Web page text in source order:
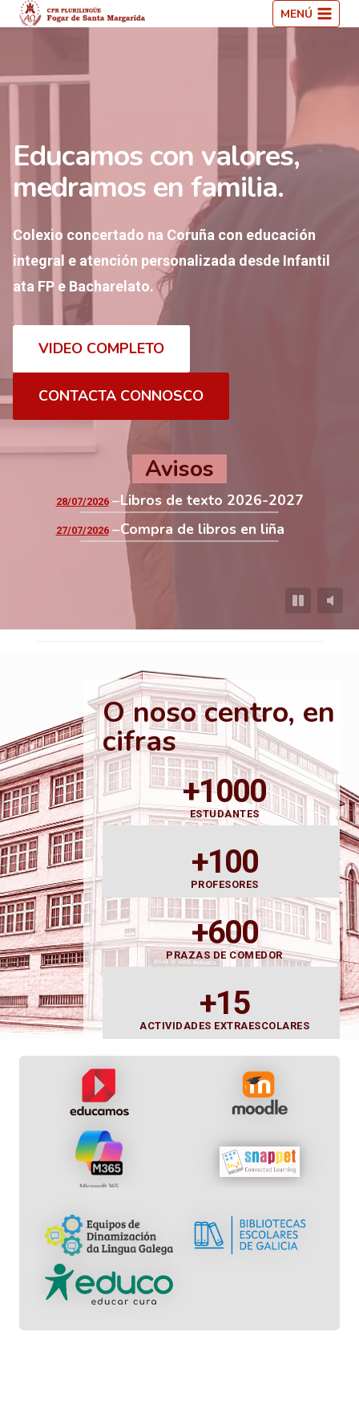
Saltar
ao
MENÚ
Educamos con valores,
medramos en familia.
Colexio concertado na Coruña con educación
integral e atención personalizada desde Infantil
ata FP e Bacharelato.
VIDEO COMPLETO
CONTACTA CONNOSCO
Avisos
28/07/2026 Libros de texto 2026-2027
27/07/2026 Compra de libros en liña
O noso centro, en
cifras
+1000
ESTUDANTES
+100
PROFESORES
+600
PRAZAS DE COMEDOR
+15
ACTIVIDADES EXTRAESCOLARES